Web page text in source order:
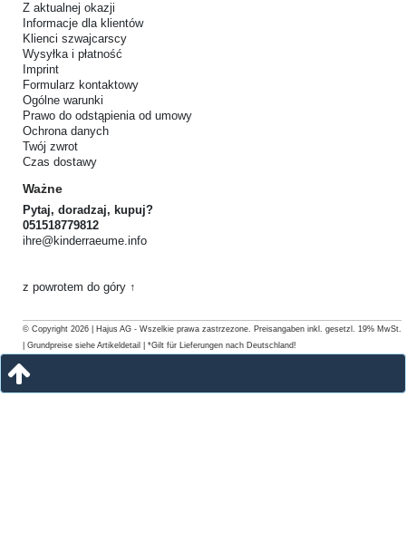
Z aktualnej okazji
Informacje dla klientów
Klienci szwajcarscy
Wysyłka i płatność
Imprint
Formularz kontaktowy
Ogólne warunki
Prawo do odstąpienia od umowy
Ochrona danych
Twój zwrot
Czas dostawy
Ważne
Pytaj, doradzaj, kupuj?
051518779812
ihre@kinderraeume.info
z powrotem do góry ↑
© Copyright 2026 | Hajus AG - Wszelkie prawa zastrzezone. Preisangaben inkl. gesetzl. 19% MwSt.
| Grundpreise siehe Artikeldetail | *Gilt für Lieferungen nach Deutschland!